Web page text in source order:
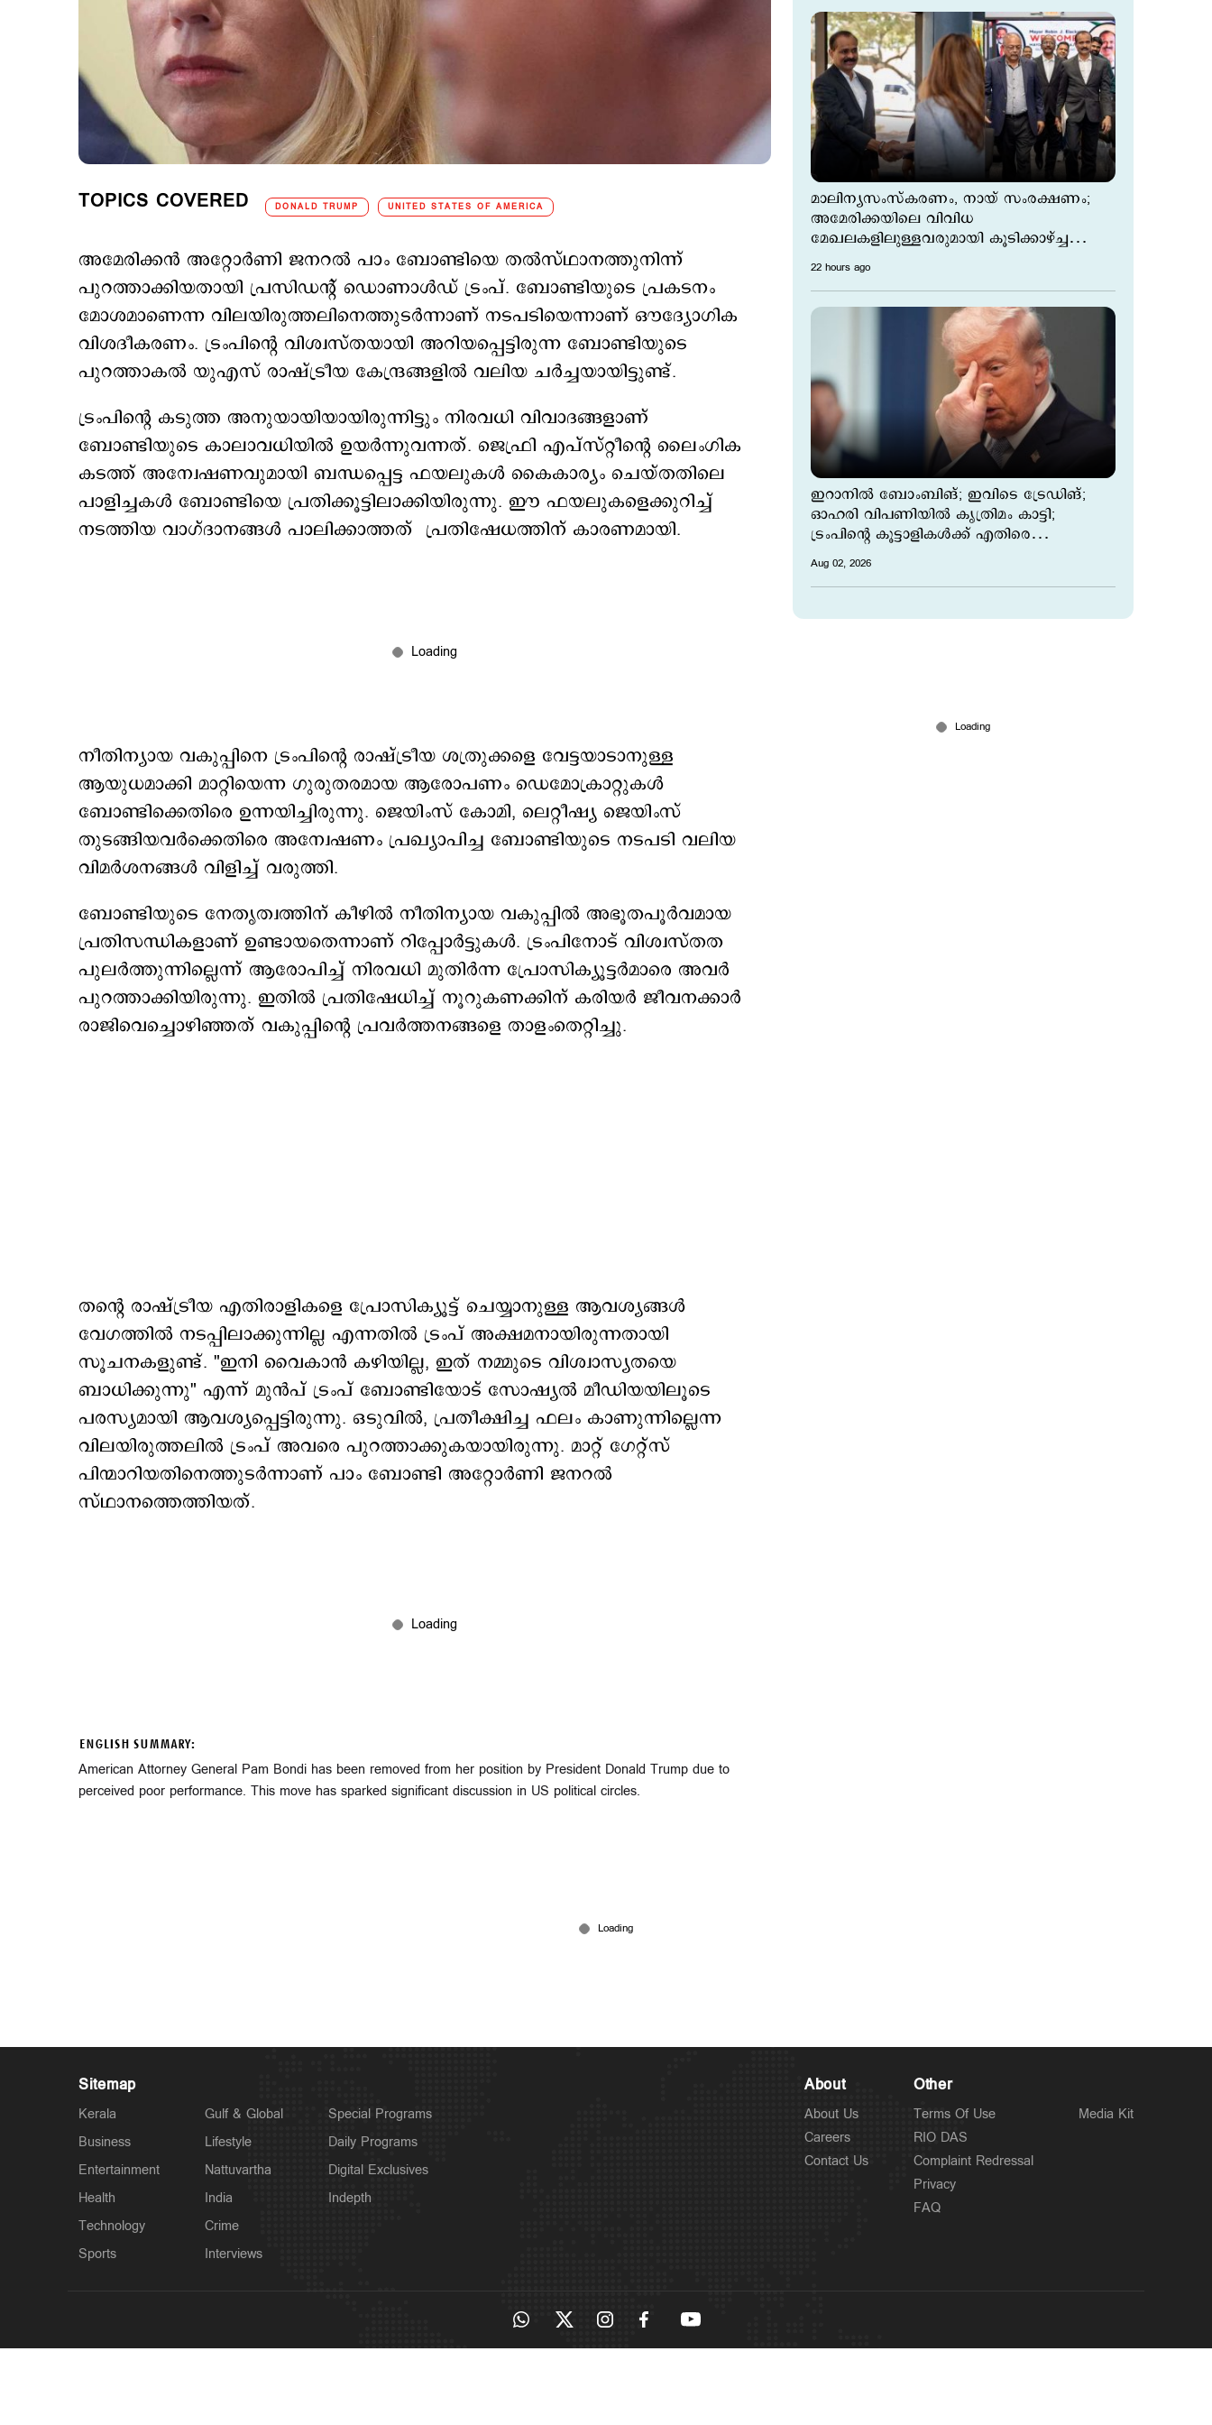
TOPICS COVERED DONALD TRUMP UNITED STATES OF AMERICA
അമേരിക്കൻ അറ്റോർണി ജനറൽ പാം ബോണ്ടിയെ തൽസ്ഥാനത്തുനിന്ന്
പുറത്താക്കിയതായി പ്രസിഡന്റ് ഡൊണാൾഡ് ട്രംപ്. ബോണ്ടിയുടെ പ്രകടനം
മോശമാണെന്ന വിലയിരുത്തലിനെത്തുടർന്നാണ് നടപടിയെന്നാണ് ഔദ്യോഗിക
വിശദീകരണം. ട്രംപിന്റെ വിശ്വസ്തയായി അറിയപ്പെട്ടിരുന്ന ബോണ്ടിയുടെ
പുറത്താകൽ യുഎസ് രാഷ്ട്രീയ കേന്ദ്രങ്ങളിൽ വലിയ ചർച്ചയായിട്ടുണ്ട്.
ട്രംപിന്റെ കടുത്ത അനുയായിയായിരുന്നിട്ടും നിരവധി വിവാദങ്ങളാണ്
ബോണ്ടിയുടെ കാലാവധിയിൽ ഉയർന്നുവന്നത്. ജെഫ്രി എപ്‌സ്റ്റീന്റെ ലൈംഗിക
കടത്ത് അന്വേഷണവുമായി ബന്ധപ്പെട്ട ഫയലുകൾ കൈകാര്യം ചെയ്തതിലെ
പാളിച്ചകൾ ബോണ്ടിയെ പ്രതിക്കൂട്ടിലാക്കിയിരുന്നു. ഈ ഫയലുകളെക്കുറിച്ച്
നടത്തിയ വാഗ്ദാനങ്ങൾ പാലിക്കാത്തത് പ്രതിഷേധത്തിന് കാരണമായി.
നീതിന്യായ വകുപ്പിനെ ട്രംപിന്റെ രാഷ്ട്രീയ ശത്രുക്കളെ വേട്ടയാടാനുള്ള
ആയുധമാക്കി മാറ്റിയെന്ന ഗുരുതരമായ ആരോപണം ഡെമോക്രാറ്റുകൾ
ബോണ്ടിക്കെതിരെ ഉന്നയിച്ചിരുന്നു. ജെയിംസ് കോമി, ലെറ്റീഷ്യ ജെയിംസ്
തുടങ്ങിയവർക്കെതിരെ അന്വേഷണം പ്രഖ്യാപിച്ച ബോണ്ടിയുടെ നടപടി വലിയ
വിമർശനങ്ങൾ വിളിച്ച് വരുത്തി.
ബോണ്ടിയുടെ നേതൃത്വത്തിന് കീഴിൽ നീതിന്യായ വകുപ്പിൽ അഭൂതപൂർവമായ
പ്രതിസന്ധികളാണ് ഉണ്ടായതെന്നാണ് റിപ്പോർട്ടുകൾ. ട്രംപിനോട് വിശ്വസ്തത
പുലർത്തുന്നില്ലെന്ന് ആരോപിച്ച് നിരവധി മുതിർന്ന പ്രോസിക്യൂട്ടർമാരെ അവർ
പുറത്താക്കിയിരുന്നു. ഇതിൽ പ്രതിഷേധിച്ച് നൂറുകണക്കിന് കരിയർ ജീവനക്കാർ
രാജിവെച്ചൊഴിഞ്ഞത് വകുപ്പിന്റെ പ്രവർത്തനങ്ങളെ താളംതെറ്റിച്ചു.
തന്റെ രാഷ്ട്രീയ എതിരാളികളെ പ്രോസിക്യൂട്ട് ചെയ്യാനുള്ള ആവശ്യങ്ങൾ
വേഗത്തിൽ നടപ്പിലാക്കുന്നില്ല എന്നതിൽ ട്രംപ് അക്ഷമനായിരുന്നതായി
സൂചനകളുണ്ട്. "ഇനി വൈകാൻ കഴിയില്ല, ഇത് നമ്മുടെ വിശ്വാസ്യതയെ
ബാധിക്കുന്നു" എന്ന് മുൻപ് ട്രംപ് ബോണ്ടിയോട് സോഷ്യൽ മീഡിയയിലൂടെ
പരസ്യമായി ആവശ്യപ്പെട്ടിരുന്നു. ഒടുവിൽ, പ്രതീക്ഷിച്ച ഫലം കാണുന്നില്ലെന്ന
വിലയിരുത്തലിൽ ട്രംപ് അവരെ പുറത്താക്കുകയായിരുന്നു. മാറ്റ് ഗേറ്റ്‌സ്
പിന്മാറിയതിനെത്തുടർന്നാണ് പാം ബോണ്ടി അറ്റോർണി ജനറൽ
സ്ഥാനത്തെത്തിയത്.
ENGLISH SUMMARY:
American Attorney General Pam Bondi has been removed from her position by President Donald Trump due to
perceived poor performance. This move has sparked significant discussion in US political circles.
മാലിന്യസംസ്കരണം, നായ് സംരക്ഷണം;
അമേരിക്കയിലെ വിവിധ
മേഖലകളിലുള്ളവരുമായി കൂടിക്കാഴ്ച്ച
നടത്തി മേയര്‍
22 hours ago
ഇറാനില്‍ ബോംബിങ്; ഇവിടെ ട്രേ‍ഡിങ്;
ഓഹരി വിപണിയില്‍ കൃത്രിമം കാട്ടി;
ട്രംപിന്‍റെ കൂട്ടാളികള്‍ക്ക് എതിരെ
Aug 02, 2026
Sitemap
Kerala
Business
Entertainment
Health
Technology
Sports
Gulf & Global
Lifestyle
Nattuvartha
India
Crime
Interviews
Special Programs
Daily Programs
Digital Exclusives
Indepth
About
About Us
Careers
Contact Us
Other
Terms Of Use
RIO DAS
Complaint Redressal
Privacy
FAQ
Media Kit